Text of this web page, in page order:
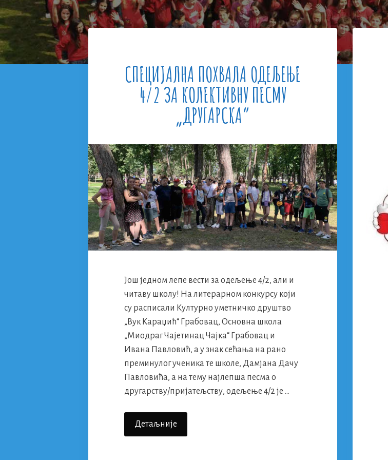
СПЕЦИЈАЛНА ПОХВАЛА ОДЕЉЕЊЕ
4/2 ЗА КОЛЕКТИВНУ ПЕСМУ
„ДРУГАРСКА”
Још једном лепе вести за одељење 4/2, али и
читаву школу! На литерарном конкурсу који
су расписали Културно уметничко друштво
„Вук Караџић“ Грабовац, Основна школа
„Миодраг Чајетинац Чајка“ Грабовац и
Ивана Павловић, а у знак сећања на рано
преминулог ученика те школе, Дамјана Дачу
Павловића, а на тему најлепша песма о
другарству/пријатељству, одељење 4/2 је …
Детаљније
Похвала